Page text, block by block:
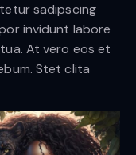
sadipscing
invidunt labore
At vero eos et
Stet clita